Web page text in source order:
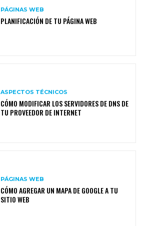
PÁGINAS WEB
PLANIFICACIÓN DE TU PÁGINA WEB
ASPECTOS TÉCNICOS
CÓMO MODIFICAR LOS SERVIDORES DE DNS DE
TU PROVEEDOR DE INTERNET
PÁGINAS WEB
CÓMO AGREGAR UN MAPA DE GOOGLE A TU
SITIO WEB